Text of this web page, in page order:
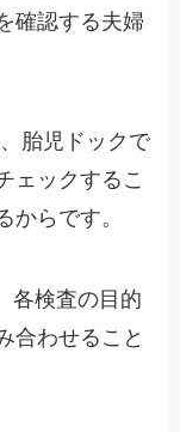
確認する夫婦
胎児ドックで
ェックするこ
からです。
各検査の目的
合わせること